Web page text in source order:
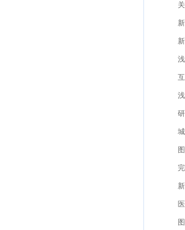
关于
新时
新时
浅议
互联
浅析
研究
城市
图书
完善
新时
医院
图书